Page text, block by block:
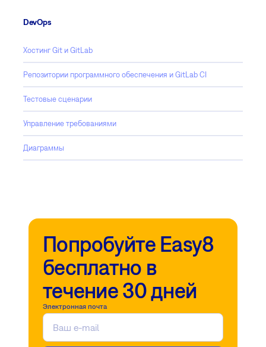
DevOps
Хостинг Git и GitLab
Репозитории программного обеспечения и GitLab CI
Тестовые сценарии
Управление требованиями
Диаграммы
Попробуйте Easy8
бесплатно в
течение 30 дней
Электронная почта